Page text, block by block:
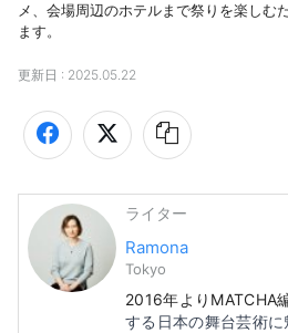
メ、会場周辺のホテルまで祭りを楽しむ
ます。
更新日 : 2025.05.22
ライター
Ramona
Tokyo
2016年よりMATCHA
する日本の舞台芸術